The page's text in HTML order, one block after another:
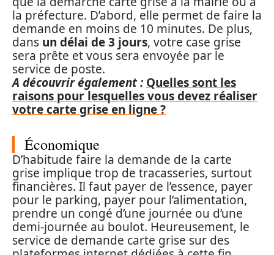
la préfecture. D’abord, elle permet de faire la
demande en moins de 10 minutes. De plus,
dans un délai de 3 jours, votre case grise
sera prête et vous sera envoyée par le
service de poste.
A découvrir également : Quelles sont les
raisons pour lesquelles vous devez réaliser
votre carte grise en ligne ?
Économique
D’habitude faire la demande de la carte
grise implique trop de tracasseries, surtout
financières. Il faut payer de l’essence, payer
pour le parking, payer pour l’alimentation,
prendre un congé d’une journée ou d’une
demi-journée au boulot. Heureusement, le
service de demande carte grise sur des